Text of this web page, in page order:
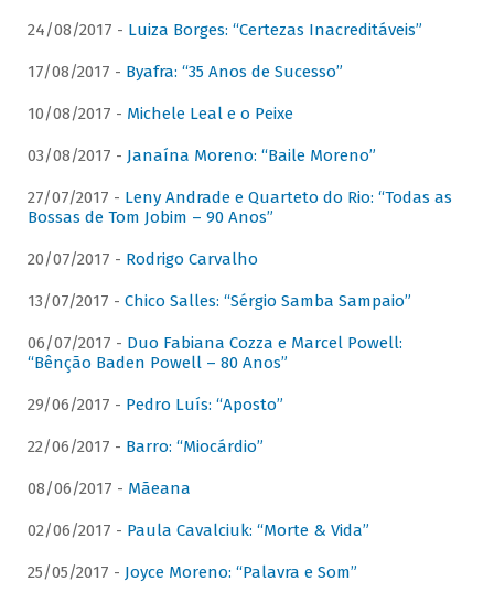
24/08/2017 - Luiza Borges: “Certezas Inacreditáveis”
17/08/2017 - Byafra: “35 Anos de Sucesso”
10/08/2017 - Michele Leal e o Peixe
03/08/2017 - Janaína Moreno: “Baile Moreno”
27/07/2017 - Leny Andrade e Quarteto do Rio: “Todas as
Bossas de Tom Jobim – 90 Anos”
20/07/2017 - Rodrigo Carvalho
13/07/2017 - Chico Salles: “Sérgio Samba Sampaio”
06/07/2017 - Duo Fabiana Cozza e Marcel Powell:
“Bênção Baden Powell – 80 Anos”
29/06/2017 - Pedro Luís: “Aposto”
22/06/2017 - Barro: “Miocárdio”
08/06/2017 - Mãeana
02/06/2017 - Paula Cavalciuk: “Morte & Vida”
25/05/2017 - Joyce Moreno: “Palavra e Som”